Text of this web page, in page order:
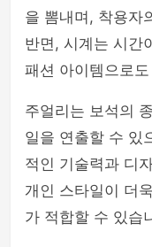
을 뽐내며, 착용자
반면, 시계는 시간
패션 아이템으로
주얼리는 보석의
일을 연출할 수 있
적인 기술력과 디
개인 스타일이 더
가 적합할 수 있습